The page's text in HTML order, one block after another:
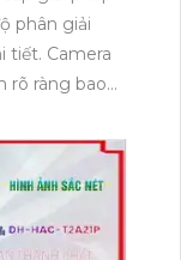
phân giải
tiết. Camera
rõ ràng bao
và phương